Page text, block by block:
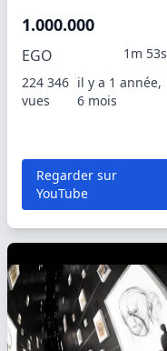
1.000.000
EGO
1m 53s
224 346
vues
il y a 1 année,
6 mois
Regarder sur
YouTube